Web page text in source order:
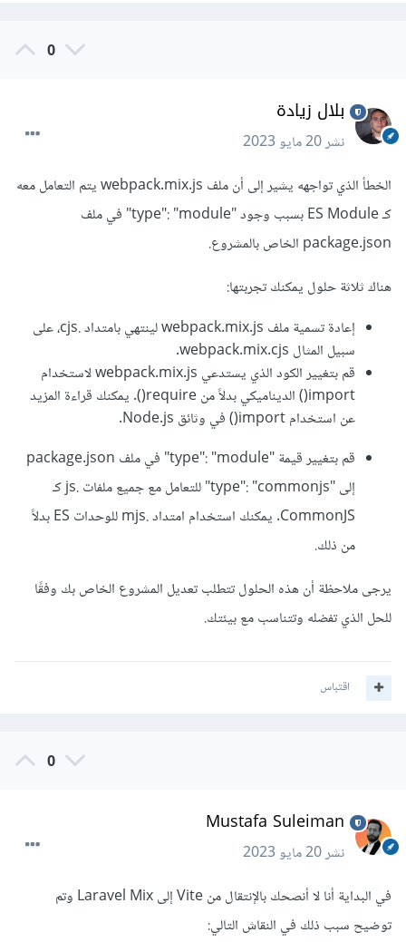
0
بلال زيادة
نشر20 مايو 2023
الخطأ الذي تواجهه يشير إلى أن ملف webpack.mix.js يتم التعامل معه
كـ ES Module بسبب وجود "type": "module" في ملف
package.json الخاص بالمشروع.
هناك ثلاثة حلول يمكنك تجربتها:
إعادة تسمية ملف webpack.mix.js لينتهي بامتداد .cjs، على
سبيل المثال webpack.mix.cjs.
قم بتغيير الكود الذي يستدعي webpack.mix.js لاستخدام
import() الديناميكي بدلاً من require(). يمكنك قراءة المزيد
عن استخدام import() في وثائق Node.js.
قم بتغيير قيمة "type": "module" في ملف package.json
إلى "type": "commonjs" للتعامل مع جميع ملفات .js كـ
CommonJS. يمكنك استخدام امتداد .mjs للوحدات ES بدلاً
من ذلك.
يرجى ملاحظة أن هذه الحلول تتطلب تعديل المشروع الخاص بك وفقًا
للحل الذي تفضله وتتناسب مع بيئتك.
اقتباس
0
Mustafa Suleiman
نشر20 مايو 2023
في البداية أنا لا أنصحك بالإنتقال من Vite إلى Laravel Mix وتم
توضيح سبب ذلك في النقاش التالي: